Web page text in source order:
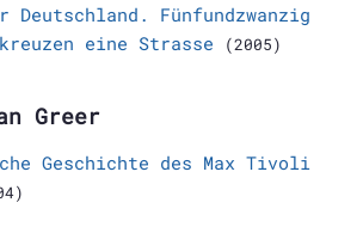
Deutschland. Fünfundzwanzig
eine Strasse
(2005)
Greer
Geschichte des Max Tivoli